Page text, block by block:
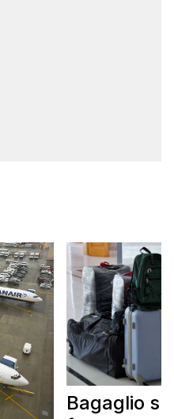
Bagaglio